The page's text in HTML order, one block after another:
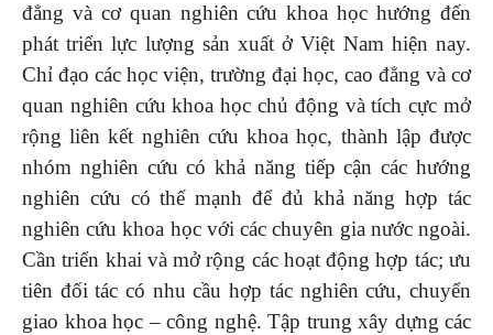
đẳng và cơ quan nghiên cứu khoa học hướng đến
phát triển lực lượng sản xuất ở Việt Nam hiện nay.
Chỉ đạo các học viện, trường đại học, cao đẳng và cơ
quan nghiên cứu khoa học chủ động và tích cực mở
rộng liên kết nghiên cứu khoa học, thành lập được
nhóm nghiên cứu có khả năng tiếp cận các hướng
nghiên cứu có thế mạnh để đủ khả năng hợp tác
nghiên cứu khoa học với các chuyên gia nước ngoài.
Cần triển khai và mở rộng các hoạt động hợp tác; ưu
tiên đối tác có nhu cầu hợp tác nghiên cứu, chuyển
giao khoa học – công nghệ. Tập trung xây dựng các